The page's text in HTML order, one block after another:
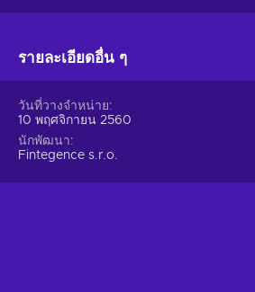
รายละเอียดอื่น ๆ
วันที่วางจำหน่าย
10 พฤศจิกายน 2560
นักพัฒนา
Fintegence s.r.o.